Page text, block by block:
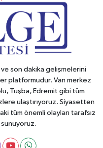
son dakika gelişmelerini
platformudur. Van merkez
Tuşba, Edremit gibi tüm
ulaştırıyoruz. Siyasetten
tüm önemli olayları tarafsız
sunuyoruz.